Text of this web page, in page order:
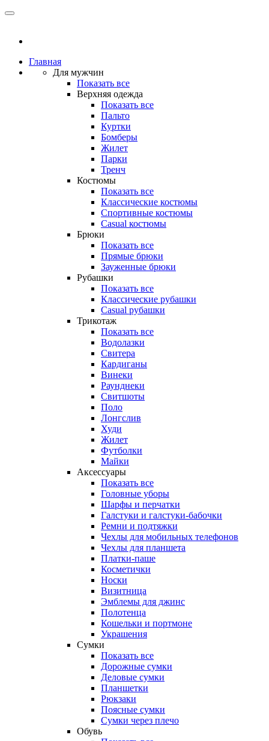
Главная
Для мужчин
Показать все
Верхняя одежда
Показать все
Пальто
Куртки
Бомберы
Жилет
Парки
Тренч
Костюмы
Показать все
Классические костюмы
Спортивные костюмы
Casual костюмы
Брюки
Показать все
Прямые брюки
Зауженные брюки
Рубашки
Показать все
Классические рубашки
Casual рубашки
Трикотаж
Показать все
Водолазки
Свитера
Кардиганы
Винеки
Раунднеки
Свитшоты
Поло
Лонгслив
Худи
Жилет
Футболки
Майки
Аксессуары
Показать все
Головные уборы
Шарфы и перчатки
Галстуки и галстуки-бабочки
Ремни и подтяжки
Чехлы для мобильных телефонов
Чехлы для планшета
Платки-паше
Косметички
Носки
Визитница
Эмблемы для джинс
Полотенца
Кошельки и портмоне
Украшения
Сумки
Показать все
Дорожные сумки
Деловые сумки
Планшетки
Рюкзаки
Поясные сумки
Сумки через плечо
Обувь